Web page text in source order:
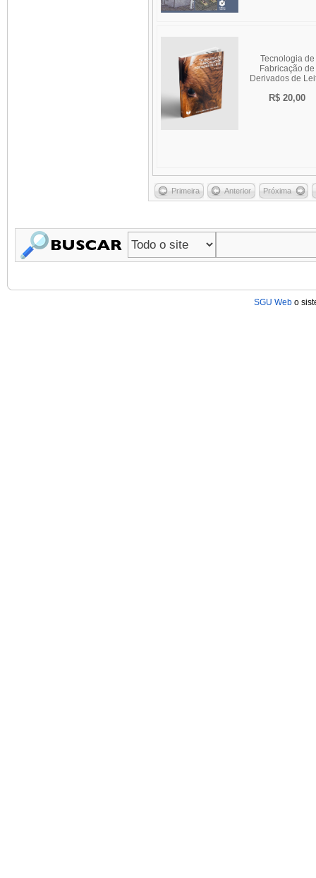
Tecnologia de
Fabricação de
Derivados de
R$ 20,00
Primeira Anterior Próxima
SGU Webo